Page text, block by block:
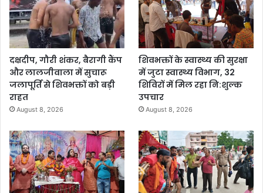
दक्षदीप, गौरी शंकर, बैरागी कैंप
और लालजीवाला में सुचारू
जलापूर्ति से शिवभक्तों को बड़ी
राहत
August 8, 2026
शिवभक्तों के स्वास्थ्य की सुरक्षा
में जुटा स्वास्थ्य विभाग, 32
शिविरों में मिल रहा नि:शुल्क
उपचार
August 8, 2026